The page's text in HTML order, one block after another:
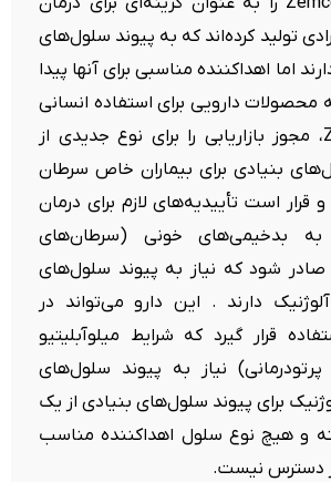
تولید کرده‌اند که به پیوند سلول‌های
اما اهداکننده مناسبی برای آنها پیدا
دارویی برای استفاده انسانی
داروی Zemcelpro، مجوز بازاریابی را برای نوع جدیدی از
درمان پیوند سلول‎‌های بنیادی برای بیماران خاص سرطان
قرار است تأییدیه‌های لازم برای درمان
به بدخیمی‌های خونی (سرطان‌های
شود که نیاز به پیوند سلول‌های
دارند . این دارو می‌تواند در
قرار گیرد که شرایط میلوآبلیتیو
نیاز به پیوند سلول‌های
برای پیوند سلول‌های بنیادی از یک
و هیچ نوع سلول اهداکننده مناسب
دسترس نیست.